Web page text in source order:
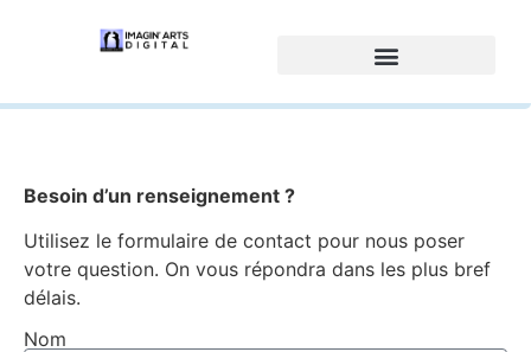
Besoin d’un renseignement ?
Utilisez le formulaire de contact pour nous poser
votre question. On vous répondra dans les plus bref
délais.
Nom